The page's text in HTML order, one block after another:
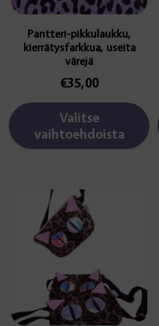
Pantteri-pikkulaukku,
kierrätysfarkkua, useita
värejä
€35,00
Valitse
vaihtoehdoista
tuotteen
sivulla.